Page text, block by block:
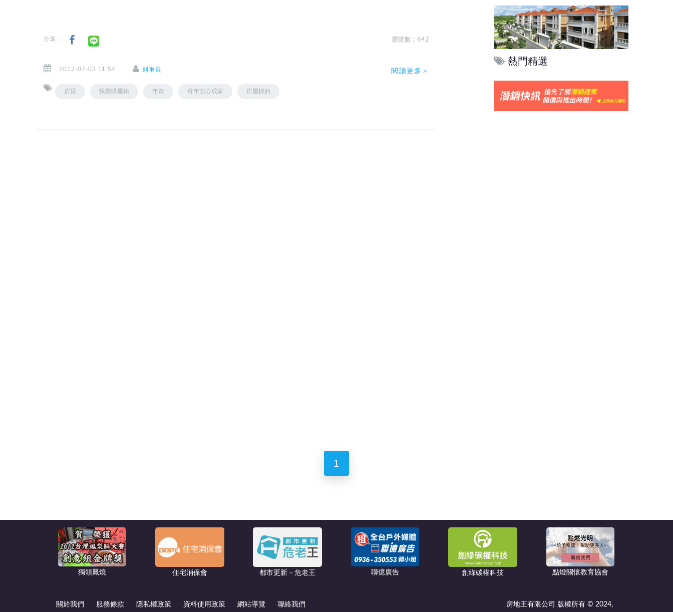
分享： 瀏覽數 : 642
2012-07-03 11:54 列車長
房貸 快樂購屋術 年資 青年安心成家 房屋標的
閱讀更多＞
熱門精選
1
獨領鳳燒 住宅消保會 都市更新－危老王 聯億廣告 創綠碳權科技 點燈關懷教育協會
關於我們 服務條款 隱私權政策 資料使用政策 網站導覽 聯絡我們 房地王有限公司 版權所有 © 2024,